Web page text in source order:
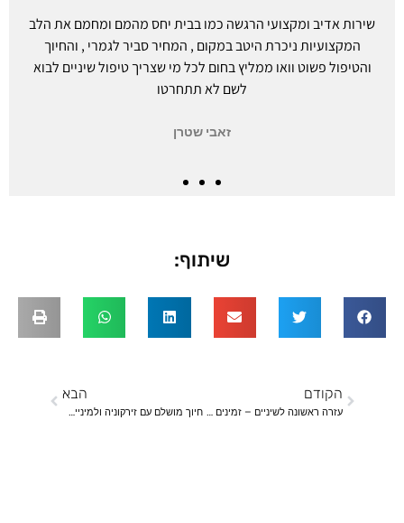
שירות אדיב ומקצועי הרגשה כמו בבית יחס מהמם ומחמם את הלב
המקצועיות ניכרת היטב במקום , המחיר סביר לגמרי , והחיוך
והטיפול פשוט וואו ממליץ בחום לכל מי שצריך טיפול שיניים לבוא
לשם לא תתחרטו
זאבי שטרן
שיתוף:
הקודם הבא